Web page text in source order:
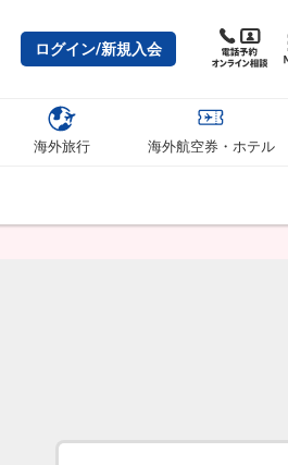
ログイン/新規入会
海外旅行 海外航空券・ホテル